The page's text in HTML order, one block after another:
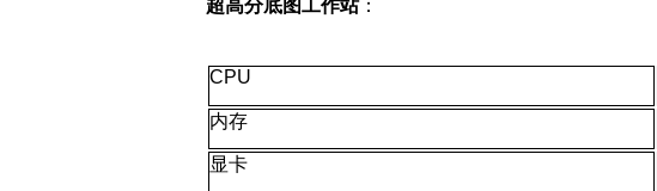
超高分底图工作站：
CPU
内存
显卡